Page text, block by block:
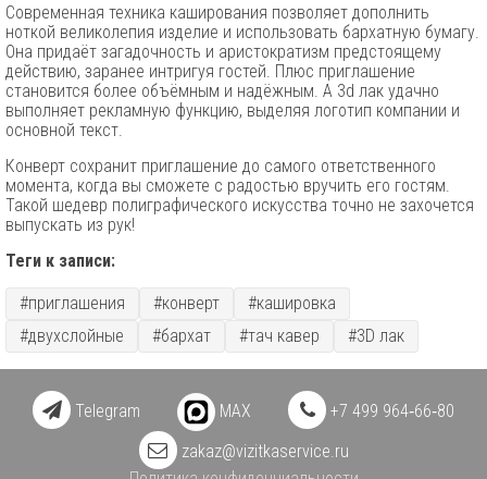
Современная техника каширования позволяет дополнить
ноткой великолепия изделие и использовать бархатную бумагу.
Она придаёт загадочность и аристократизм предстоящему
действию, заранее интригуя гостей. Плюс приглашение
становится более объёмным и надёжным. А 3d лак удачно
выполняет рекламную функцию, выделяя логотип компании и
основной текст.
Конверт сохранит приглашение до самого ответственного
момента, когда вы сможете с радостью вручить его гостям.
Такой шедевр полиграфического искусства точно не захочется
выпускать из рук!
Теги к записи:
#приглашения #конверт
#кашировка
#двухслойные
#бархат #тач кавер #3D лак
Telegram MAX
+7 499 964‑66‑80
zakaz@vizitkaservice.ru